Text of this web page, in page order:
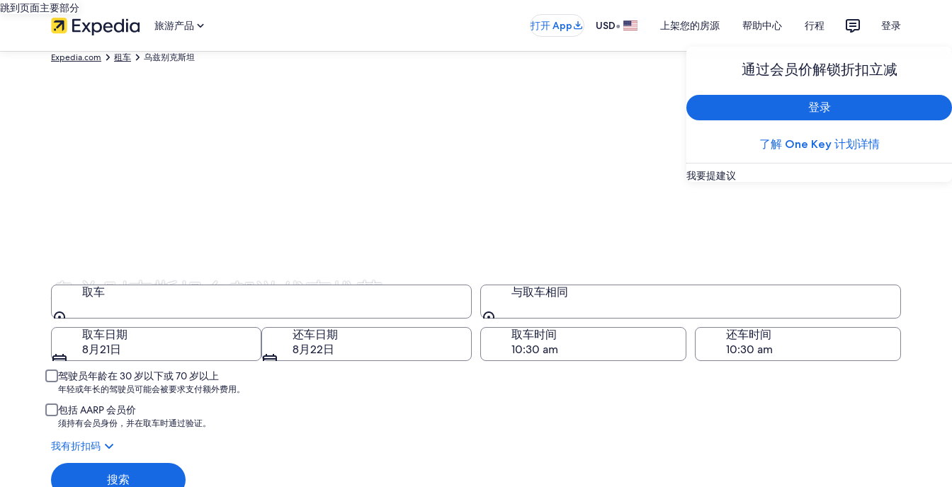
跳到页面主要部分
旅游产品
打开 App USD• 上架您的房源 帮助中心 行程 登录
通过会员价解锁折扣立减
登录
了解 One Key 计划详情
我要提建议
Expedia.com 租车 乌兹别克斯坦
乌兹别克斯坦自驾游优惠推荐
取车
取车
与取车相同
与取车相同
取车日期
8月21日
还车日期
8月22日
取车时间 还车时间
驾驶员年龄在 30 岁以下或 70 岁以上
年轻或年长的驾驶员可能会被要求支付额外费用。
包括 AARP 会员价
须持有会员身份，并在取车时通过验证。
我有折扣码
搜索